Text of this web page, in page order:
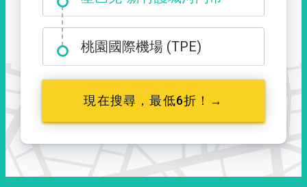
桃園國際機場 (TPE)
現在搜尋，最低6折！→